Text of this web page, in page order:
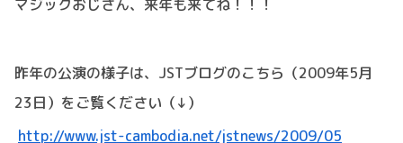
マジックおじさん、来年も来てね！！！
昨年の公演の様子は、JSTブログのこちら（2009年5月
23日）をご覧ください（↓）
http://www.jst-cambodia.net/jstnews/2009/05